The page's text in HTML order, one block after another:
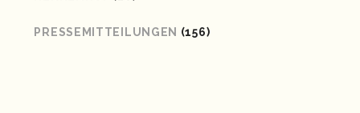
PRESSEMITTEILUNGEN (156)